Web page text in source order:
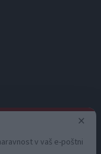
×
v vaš e-poštni